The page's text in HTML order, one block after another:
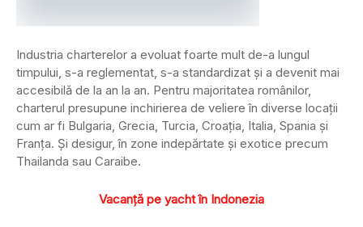
Industria charterelor a evoluat foarte mult de-a lungul
timpului, s-a reglementat, s-a standardizat și a devenit mai
accesibilă de la an la an. Pentru majoritatea românilor,
charterul presupune inchirierea de veliere în diverse locații
cum ar fi Bulgaria, Grecia, Turcia, Croația, Italia, Spania și
Franța. Și desigur, în zone indepărtate și exotice precum
Thailanda sau Caraibe.
Vacanță pe yacht în Indonezia